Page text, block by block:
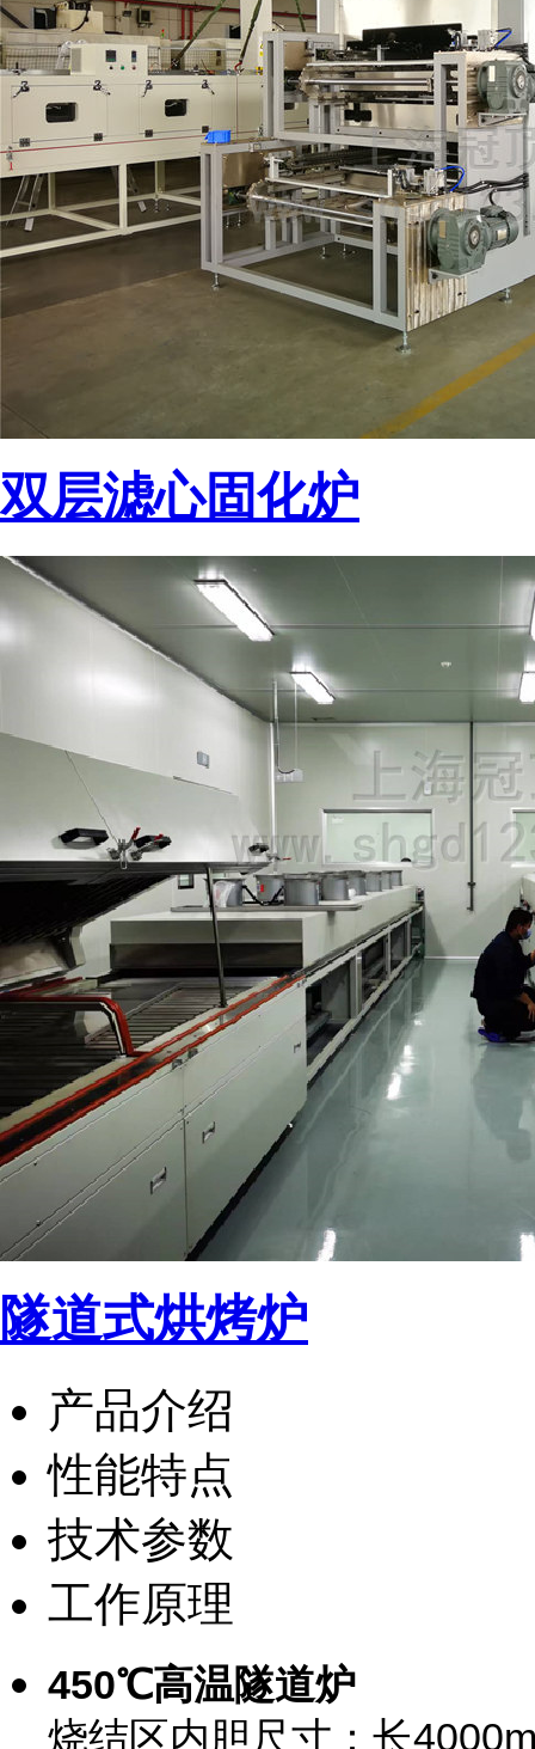
双层滤心固化炉
隧道式烘烤炉
产品介绍
性能特点
技术参数
工作原理
450℃高温隧道炉